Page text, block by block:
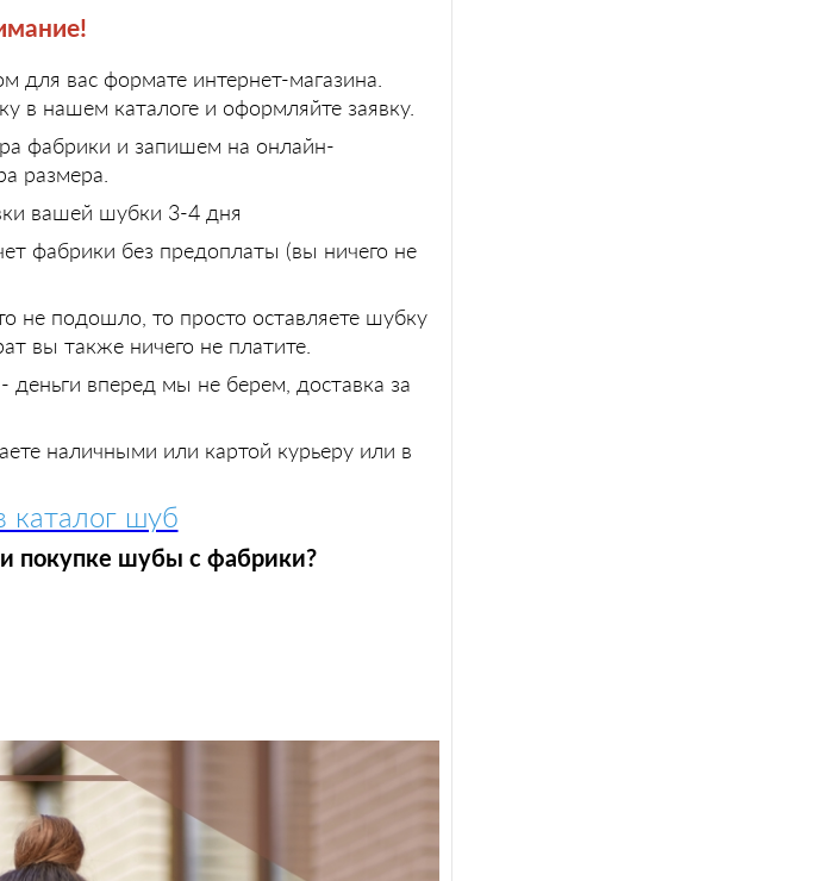
для вас формате интернет-магазина.
в нашем каталоге и оформляйте заявку.
фабрики и запишем на онлайн-
размера.
вашей шубки 3-4 дня
фабрики без предоплаты (вы ничего не
не подошло, то просто оставляете шубку
вы также ничего не платите.
вперед мы не берем, доставка за
наличными или картой курьеру или в
каталог шуб
покупке шубы с фабрики?